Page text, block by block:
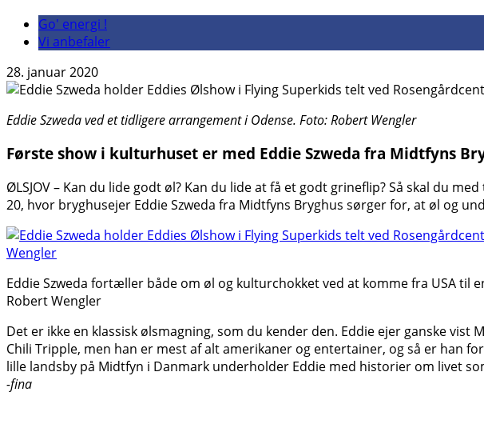
Go' energi !
Vi anbefaler
28. januar 2020
Eddie Szweda ved et tidligere arrangement i Odense. Foto: Robert Wengler
Første show i kulturhuset er med Eddie Szweda fra Midtfyns
ØLSJOV – Kan du lide godt øl? Kan du lide at få et godt grineflip? Så skal du
20, hvor bryghusejer Eddie Szweda fra Midtfyns Bryghus sørger for, at øl og
Eddie Szweda fortæller både om øl og kulturchokket ved at komme fra USA til
Robert Wengler
Det er ikke en klassisk ølsmagning, som du kender den. Eddie ejer ganske
Chili Tripple, men han er mest af alt amerikaner og entertainer, og så er han
lille landsby på Midtfyn i Danmark underholder Eddie med historier om livet
-fina